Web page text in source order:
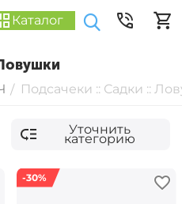
Каталог
/ Подсачеки :: Садки ::
Уточнить
категорию
-30%